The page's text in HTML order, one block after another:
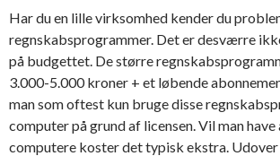
Har du en lille virksomhed kender du
regnskabsprogrammer. Det er desværre
på budgettet. De større
3.000-5.000 kroner + et løbende
man som oftest kun bruge disse
computer på grund af licensen. Vil man
computere koster det typisk ekstra. Udover